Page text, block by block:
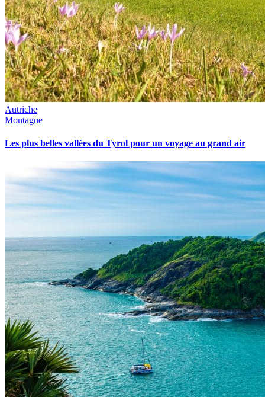
Autriche
Montagne
Les plus belles vallées du Tyrol pour un voyage au grand air